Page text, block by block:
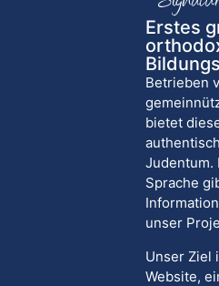
Erstes
Betrieben
bietet
Judentum.
Sprache
unser
Unser Ziel
Website,